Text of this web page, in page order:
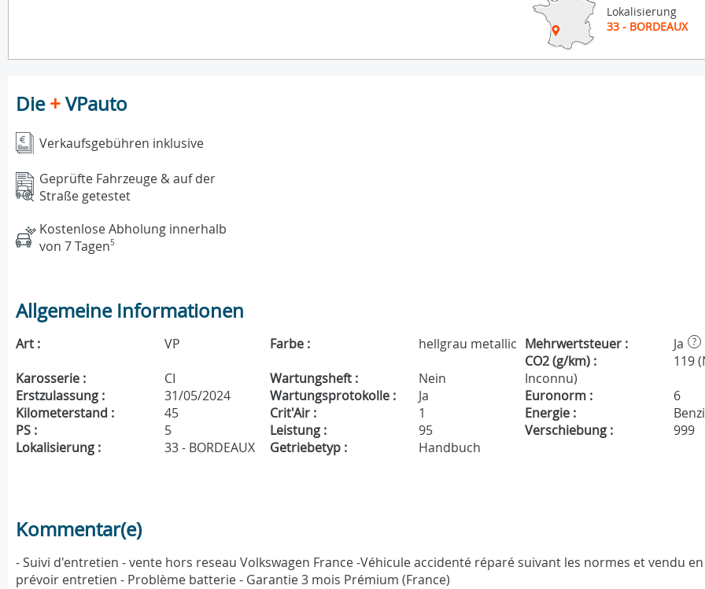
Lokalisierung
33 - BORDEAUX
Die+VPauto
Verkaufsgebühren inklusive
Geprüfte Fahrzeuge & auf der
Straße getestet
Kostenlose Abholung innerhalb
von 7 Tagen5
Allgemeine Informationen
Art : VP Farbe : hellgrau metallic Mehrwertsteuer : Ja ?
Karosserie : CI Wartungsheft : Nein
CO2 (g/km) :
119
Inconnu)
Erstzulassung :
31/05/2024 Wartungsprotokolle : Ja Euronorm :
6
Kilometerstand :
45 Crit'Air : 1 Energie :
PS :
5 Leistung : 95 Verschiebung :
999
Lokalisierung :
33 - BORDEAUX Getriebetyp : Handbuch
Kommentar(e)
- Suivi d'entretien - vente hors reseau Volkswagen France -Véhicule accidenté réparé suivant les normes et vendu
prévoir entretien - Problème batterie - Garantie 3 mois Prémium (France)